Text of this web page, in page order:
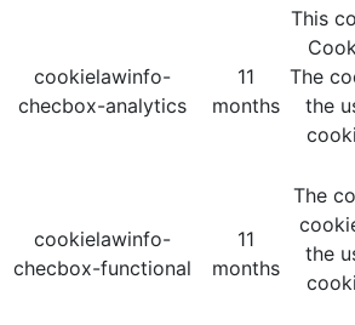
cookielawinfo-
checbox-analytics
11
months
This
The
the
cookielawinfo-
checbox-functional
11
months
The
the